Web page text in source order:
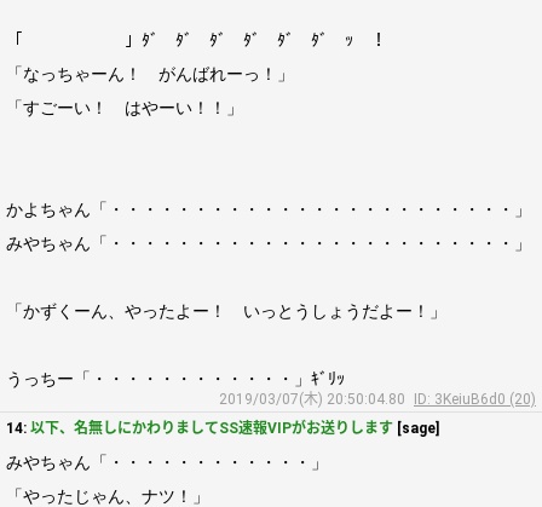
「 」ﾀﾞ ﾀﾞ ﾀﾞ ﾀﾞ ﾀﾞ ﾀﾞ ｯ ！
「なっちゃーん！ がんばれーっ！」
「すごーい！ はやーい！！」
かよちゃん「・・・・・・・・・・・・・・・・・・・・・・・・」
みやちゃん「・・・・・・・・・・・・・・・・・・・・・・・・」
「かずくーん、やったよー！ いっとうしょうだよー！」
うっちー「・・・・・・・・・・・・」ｷﾞﾘｯ
2019/03/07(木) 20:50:04.80
ID: 3KeiuB6d0 (20)
14: 以下、名無しにかわりましてSS速報VIPがお送りします [sage]
みやちゃん「・・・・・・・・・・・・」
「やったじゃん、ナツ！」